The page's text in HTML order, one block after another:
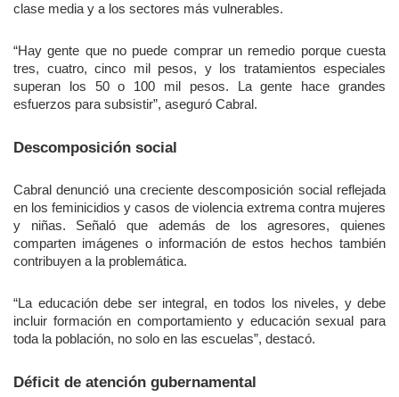
clase media y a los sectores más vulnerables.
“Hay gente que no puede comprar un remedio porque cuesta
tres, cuatro, cinco mil pesos, y los tratamientos especiales
superan los 50 o 100 mil pesos. La gente hace grandes
esfuerzos para subsistir”, aseguró Cabral.
Descomposición social
Cabral denunció una creciente descomposición social reflejada
en los feminicidios y casos de violencia extrema contra mujeres
y niñas. Señaló que además de los agresores, quienes
comparten imágenes o información de estos hechos también
contribuyen a la problemática.
“La educación debe ser integral, en todos los niveles, y debe
incluir formación en comportamiento y educación sexual para
toda la población, no solo en las escuelas”, destacó.
Déficit de atención gubernamental